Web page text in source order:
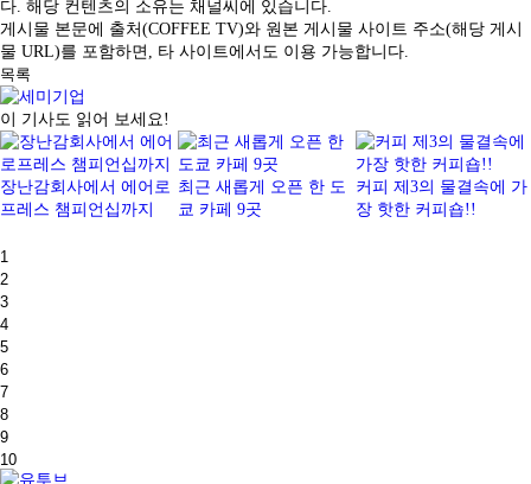
다. 해당 컨텐츠의 소유는 채널씨에 있습니다.
게시물 본문에 출처(COFFEE TV)와 원본 게시물 사이트 주소(해당 게시
물 URL)를 포함하면, 타 사이트에서도 이용 가능합니다.
목록
이 기사도 읽어 보세요!
장난감회사에서 에어로
프레스 챔피언십까지
최근 새롭게 오픈 한 도
쿄 카페 9곳
커피 제3의 물결속에 가
장 핫한 커피숍!!
1
2
3
4
5
6
7
8
9
10